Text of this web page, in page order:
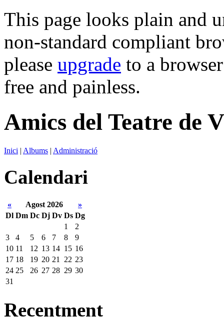
This page looks plain and
non-standard compliant
please upgrade to a
free and painless.
Amics del Teatre de
Inici | Albums | Administració
Calendari
« Agost 2026
»
Dl Dm Dc Dj Dv Ds Dg
1
2
3
4 5 6 7 8
9
10 11 12 13 14 15 16
17 18 19 20 21 22 23
24 25 26 27 28 29 30
31
Recentment